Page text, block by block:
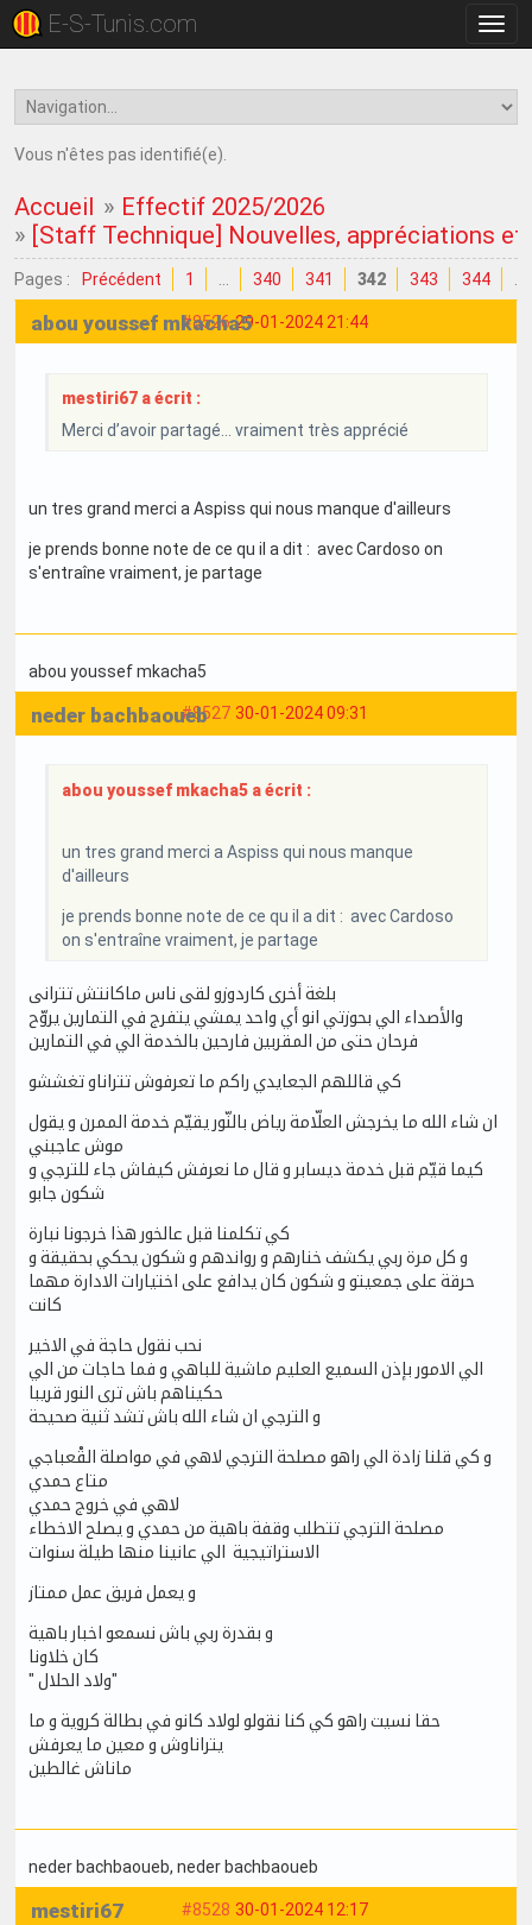
la
E-S-Tunis.com
Vous n'êtes pas identifié(e).
Accueil » Effectif 2025/2026
» [Staff Technique] Nouvelles, appréciations et
Pages : Précédent 1 340 341 342 343 344
#8526 29-01-2024 21:44
abou youssef mkacha5
mestiri67 a écrit :
Merci d’avoir partagé… vraiment très apprécié
un tres grand merci a Aspiss qui nous manque d'ailleurs
je prends bonne note de ce qu il a dit : avec Cardoso on
s'entraîne vraiment, je partage
abou youssef mkacha5
#8527 30-01-2024 09:31
neder bachbaoueb
abou youssef mkacha5 a écrit :
un tres grand merci a Aspiss qui nous manque
d'ailleurs
je prends bonne note de ce qu il a dit : avec Cardoso
on s'entraîne vraiment, je partage
بلغة أخرى كاردوزو لقى ناس ماكانتش تترانى
والأصداء الي بحوزتي انو أي واحد يمشي يتفرج في التمارين يروّح
فرحان حتى من المقربين فارحين بالخدمة الي في التمارين
كي قاللهم الجعايدي راكم ما تعرفوش تتراناو تغششو
ان شاء الله ما يخرجش العلّامة رياض بالنّور يقيّم خدمة الممرن و يقول
موش عاجبني
كيما قيّم قبل خدمة ديسابر و قال ما نعرفش كيفاش جاء للترجي و
شكون جابو
كي تكلمنا قبل عالخور هذا خرجونا نبارة
و كل مرة ربي يكشف خنارهم و رواندهم و شكون يحكي بحقيقة و
حرقة على جمعيتو و شكون كان يدافع على اختيارات الادارة مهما
كانت
نحب نقول حاجة في الاخير
الي الامور بإذن السميع العليم ماشية للباهي و فما حاجات من الي
حكيناهم باش ترى النور قريبا
و الترجي ان شاء الله باش تشد ثنية صحيحة
و كي قلنا زادة الي راهو مصلحة الترجي لاهي في مواصلة القْعباجي
متاع حمدي
لاهي في خروج حمدي
مصلحة الترجي تتطلب وقفة باهية من حمدي و يصلح الاخطاء
الاستراتيجية الي عانينا منها طيلة سنوات
و يعمل فريق عمل ممتاز
و بقدرة ربي باش نسمعو اخبار باهية
كان خلاونا
" ولاد الحلال"
حقا نسيت راهو كي كنا نقولو لولاد كانو في بطالة كروية و ما
يتراناوش و معين ما يعرفش
ماناش غالطين
neder bachbaoueb, neder bachbaoueb
#8528 30-01-2024 12:17
mestiri67